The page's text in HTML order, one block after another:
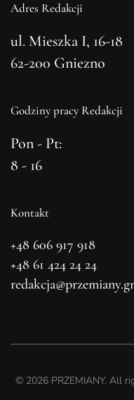
Adres Redakcji
ul. Mieszka I, 16-18
62-200 Gniezno
Godziny pracy Redakcji
Pon - Pt:
8 - 16
Kontakt
+48 606 917 918
+48 61 424 24 24
© 2026PRZEMIANY. All